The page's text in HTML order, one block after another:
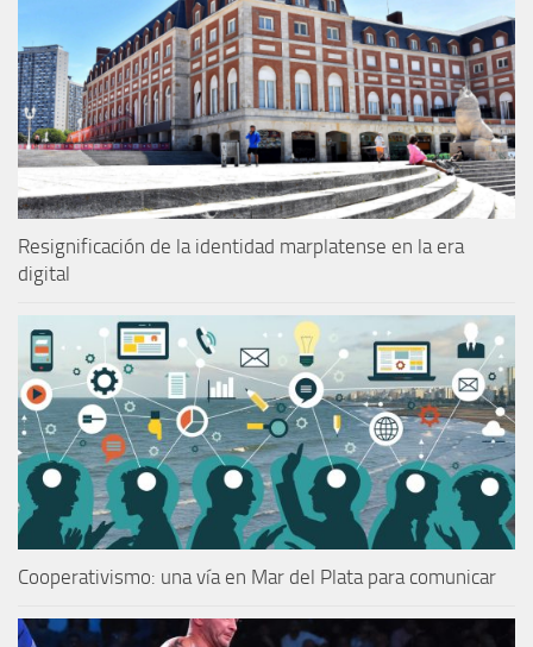
Resignificación de la identidad marplatense en la era
digital
Cooperativismo: una vía en Mar del Plata para comunicar